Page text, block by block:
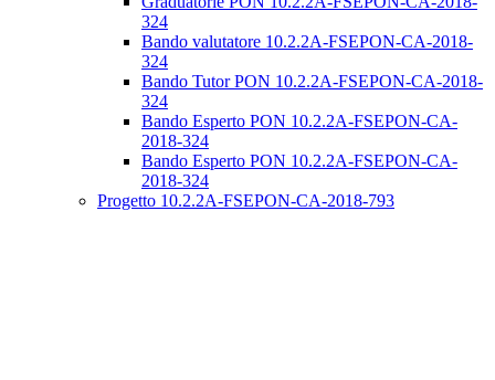
324
Bando valutatore 10.2.2A-FSEPON-CA-2018-
324
Bando Tutor PON 10.2.2A-FSEPON-CA-2018-
324
Bando Esperto PON 10.2.2A-FSEPON-CA-
2018-324
Bando Esperto PON 10.2.2A-FSEPON-CA-
2018-324
Progetto 10.2.2A-FSEPON-CA-2018-793